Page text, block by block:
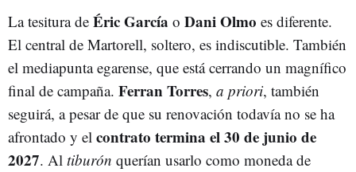
La tesitura de Éric García o Dani Olmo es diferente.
El central de Martorell, soltero, es indiscutible. También
el mediapunta egarense, que está cerrando un magnífico
final de campaña. Ferran Torres, a priori, también
seguirá, a pesar de que su renovación todavía no se ha
afrontado y el contrato termina el 30 de junio de
2027. Al tiburón querían usarlo como moneda de